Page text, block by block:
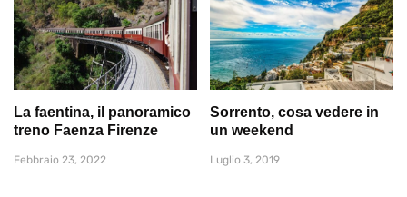
La faentina, il panoramico
treno Faenza Firenze
Febbraio 23, 2022
Sorrento, cosa vedere in
un weekend
Luglio 3, 2019